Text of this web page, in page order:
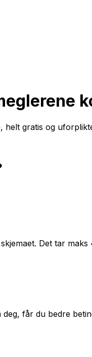
helt gratis og
Det tar maks
får du bedre